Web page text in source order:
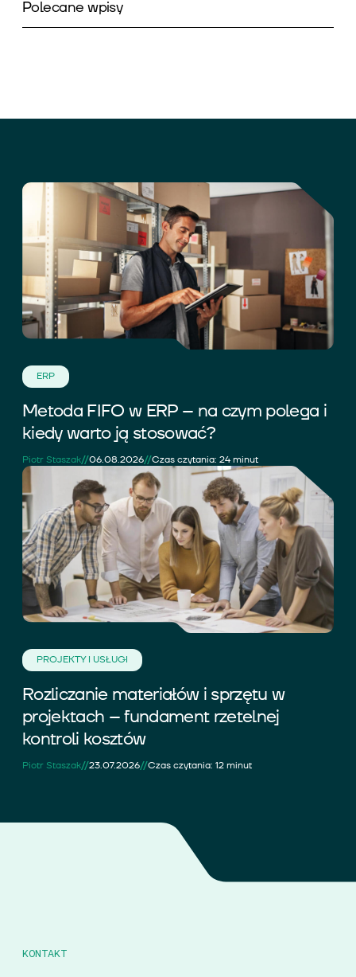
Polecane wpisy
ERP
Metoda FIFO w ERP – na czym polega i
kiedy warto ją stosować?
Piotr Staszak//06.08.2026//Czas czytania: 24 minut
PROJEKTY I USŁUGI
Rozliczanie materiałów i sprzętu w
projektach – fundament rzetelnej
kontroli kosztów
Piotr Staszak//23.07.2026//Czas czytania: 12 minut
KONTAKT